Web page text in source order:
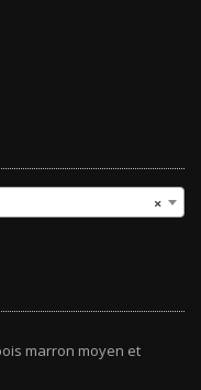
×
marron moyen et